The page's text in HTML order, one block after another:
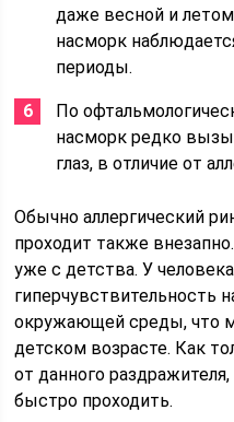
даже весной и
насморк
периоды.
По
насморк редко
глаз, в отличие от
Обычно аллергический
проходит также
уже с детства. У
гиперчувствительность
окружающей среды, что
детском возрасте. Как
от данного
быстро проходить.